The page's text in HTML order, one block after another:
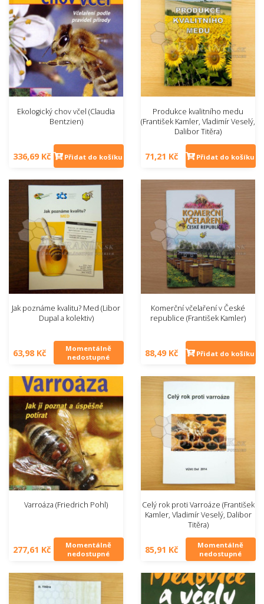
Ekologický chov včel (Claudia
Bentzien)
336,69 Kč Přidat do košíku
Produkce kvalitního medu
(František Kamler, Vladimír Veselý,
Dalibor Titěra)
71,21 Kč Přidat do košíku
Jak poznáme kvalitu? Med (Libor
Dupal a kolektiv)
63,98 Kč
Momentálně
nedostupné
Komerční včelaření v České
republice (František Kamler)
88,49 Kč Přidat do košíku
Varroáza (Friedrich Pohl)
277,61 Kč
Momentálně
nedostupné
Celý rok proti Varroáze (František
Kamler, Vladimír Veselý, Dalibor
Titěra)
85,91 Kč
Momentálně
nedostupné